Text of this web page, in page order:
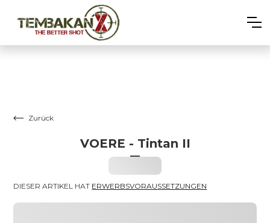
Zurück
VOERE - Tintan II
–
DIESER ARTIKEL HAT ERWERBSVORAUSSETZUNGEN